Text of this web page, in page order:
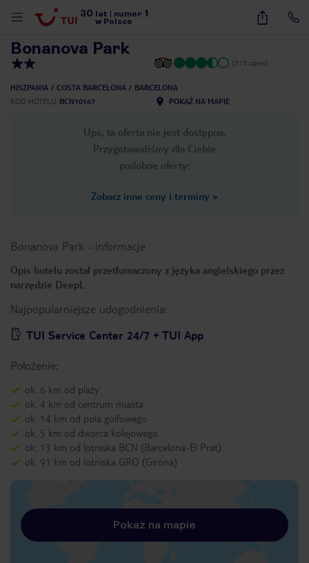
30 lat numer 1
w Polsce
36
Bonanova Park
(313 opinii)
HISZPANIA COSTA BARCELONA
BARCELONA
KOD HOTELU BCN10167 POKAŻ NA MAPIE
Ups, ta oferta nie jest dostępna.
Przygotowaliśmy dla Ciebie
podobne oferty:
Zobacz inne ceny i terminy »
Bonanova Park - informacje
Opis hotelu został przetłumaczony z języka angielskiego przez
narzędzie DeepL
Najpopularniejsze udogodnienia:
TUI Service Center 24/7 + TUI App
Położenie:
ok. 6 km od plaży
ok. 4 km od centrum miasta
ok. 14 km od pola golfowego
ok. 5 km od dworca kolejowego
ok. 13 km od lotniska BCN (Barcelona-El Prat)
ok. 91 km od lotniska GRO (Girona)
Pokaż na mapie